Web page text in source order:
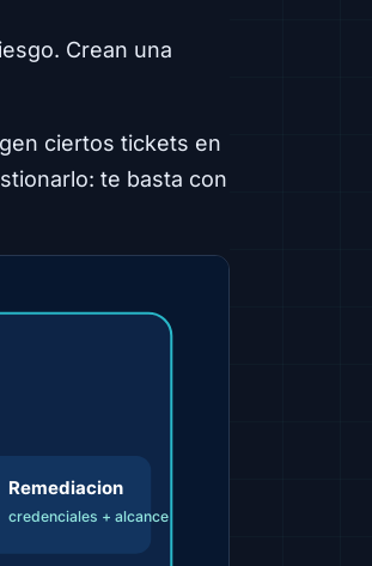
Crean una
ciertos tickets en
te basta con